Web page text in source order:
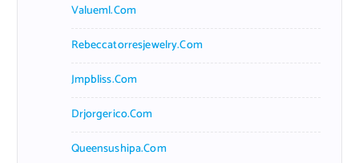
Valueml.com
Rebeccatorresjewelry.com
Jmpbliss.com
Drjorgerico.com
Queensushipa.com